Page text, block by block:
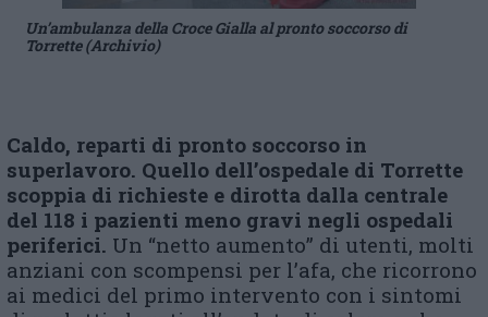
Un’ambulanza della Croce Gialla al pronto soccorso di
Torrette (Archivio)
Caldo, reparti di pronto soccorso in
superlavoro. Quello dell’ospedale di Torrette
scoppia di richieste e dirotta dalla centrale
del 118 i pazienti meno gravi negli ospedali
periferici. Un “netto aumento” di utenti, molti
anziani con scompensi per l’afa, che ricorrono
ai medici del primo intervento con i sintomi